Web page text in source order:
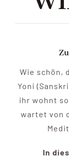
Wie schön,
Yoni
ihr wohnt
wartet von
In